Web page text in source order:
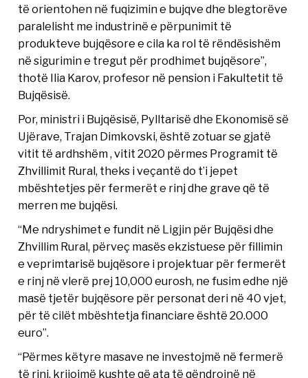
të orientohen në fuqizimin e bujqve dhe blegtorëve
paralelisht me industrinë e përpunimit të
produkteve bujqësore e cila ka rol të rëndësishëm
në sigurimin e tregut për prodhimet bujqësore”,
thotë Ilia Karov, profesor në pension i Fakultetit të
Bujqësisë.
Por, ministri i Bujqësisë, Pylltarisë dhe Ekonomisë së
Ujërave, Trajan Dimkovski, është zotuar se gjatë
vitit të ardhshëm , vitit 2020 përmes Programit të
Zhvillimit Rural, theks i veçantë do t’i jepet
mbështetjes për fermerët e rinj dhe grave që të
merren me bujqësi.
“Me ndryshimet e fundit në Ligjin për Bujqësi dhe
Zhvillim Rural, përveç masës ekzistuese për fillimin
e veprimtarisë bujqësore i projektuar për fermerët
e rinj në vlerë prej 10,000 eurosh, ne fusim edhe një
masë tjetër bujqësore për personat deri në 40 vjet,
për të cilët mbështetja financiare është 20.000
euro”.
“Përmes këtyre masave ne investojmë në fermerë
të rinj, krijojmë kushte që ata të qëndrojnë në